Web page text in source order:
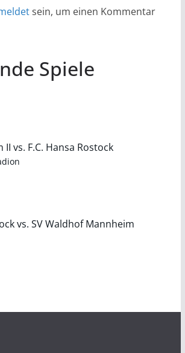
sein, um einen Kommentar
Spiele
vs. F.C. Hansa Rostock
vs. SV Waldhof Mannheim